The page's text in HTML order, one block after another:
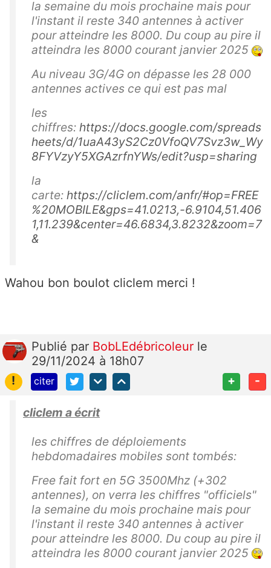
la semaine du mois prochaine mais pour
l'instant il reste 340 antennes à activer
pour atteindre les 8000. Du coup au pire il
atteindra les 8000 courant janvier 2025
Au niveau 3G/4G on dépasse les 28 000
antennes actives ce qui est pas mal
les
chiffres: https://docs.google.com/spreads
heets/d/1uaA43yS2Cz0VfoQV7Svz3w_Wy
8FYVzyY5XGAzrfnYWs/edit?usp=sharing
la
carte: https://cliclem.com/anfr/#op=FREE
%20MOBILE&gps=41.0213,-6.9104,51.406
1,11.239&center=46.6834,3.8232&zoom=7
&
Wahou bon boulot cliclem merci !
Publié par BobLEdébricoleur le
29/11/2024 à 18h07
!
citer + -
cliclem a écrit
les chiffres de déploiements
hebdomadaires mobiles sont tombés:
Free fait fort en 5G 3500Mhz (+302
antennes), on verra les chiffres "officiels"
la semaine du mois prochaine mais pour
l'instant il reste 340 antennes à activer
pour atteindre les 8000. Du coup au pire il
atteindra les 8000 courant janvier 2025